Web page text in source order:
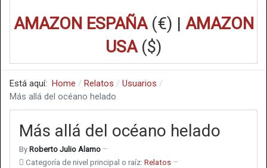
AMAZON ESPAÑA(€) | AMAZON
USA($)
Está aquí: Home Relatos
Usuarios
Más allá del océano helado
Más allá del océano helado
By Roberto Julio Alamo
Categoría de nivel principal o raíz: Relatos